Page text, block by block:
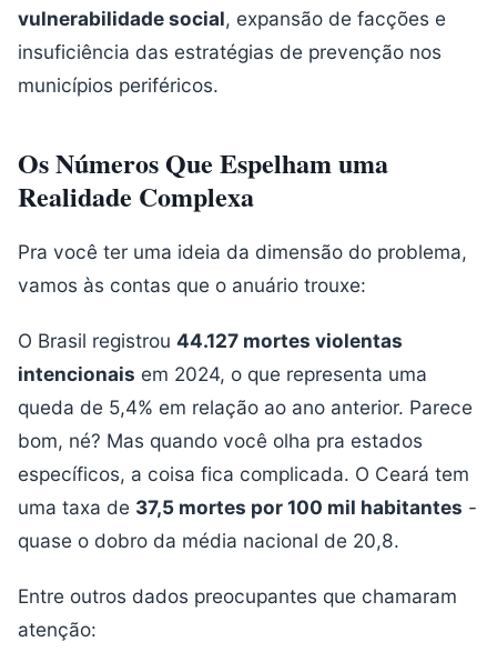
vulnerabilidade social, expansão de facções e
insuficiência das estratégias de prevenção nos
municípios periféricos.
Os Números Que Espelham uma
Realidade Complexa
Pra você ter uma ideia da dimensão do problema,
vamos às contas que o anuário trouxe:
O Brasil registrou 44.127 mortes violentas
intencionais em 2024, o que representa uma
queda de 5,4% em relação ao ano anterior. Parece
bom, né? Mas quando você olha pra estados
específicos, a coisa fica complicada. O Ceará tem
uma taxa de 37,5 mortes por 100 mil habitantes -
quase o dobro da média nacional de 20,8.
Entre outros dados preocupantes que chamaram
atenção: